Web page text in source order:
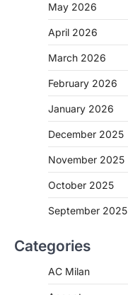
May 2026
April 2026
March 2026
February 2026
January 2026
December 2025
November 2025
October 2025
September 2025
Categories
AC Milan